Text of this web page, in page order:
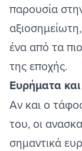
παρουσία
ένα από τα
της εποχής.
Ευρήματα
Αν και ο
του, οι
σημαντικά